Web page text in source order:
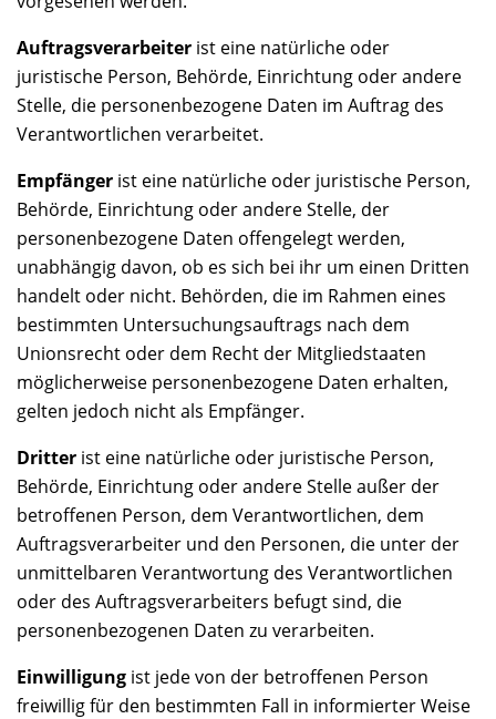
Auftragsverarbeiter ist eine natürliche oder
juristische Person, Behörde, Einrichtung oder andere
Stelle, die personenbezogene Daten im Auftrag des
Verantwortlichen verarbeitet.
Empfänger ist eine natürliche oder juristische Person,
Behörde, Einrichtung oder andere Stelle, der
personenbezogene Daten offengelegt werden,
unabhängig davon, ob es sich bei ihr um einen Dritten
handelt oder nicht. Behörden, die im Rahmen eines
bestimmten Untersuchungsauftrags nach dem
Unionsrecht oder dem Recht der Mitgliedstaaten
möglicherweise personenbezogene Daten erhalten,
gelten jedoch nicht als Empfänger.
Dritter ist eine natürliche oder juristische Person,
Behörde, Einrichtung oder andere Stelle außer der
betroffenen Person, dem Verantwortlichen, dem
Auftragsverarbeiter und den Personen, die unter der
unmittelbaren Verantwortung des Verantwortlichen
oder des Auftragsverarbeiters befugt sind, die
personenbezogenen Daten zu verarbeiten.
Einwilligung ist jede von der betroffenen Person
freiwillig für den bestimmten Fall in informierter Weise